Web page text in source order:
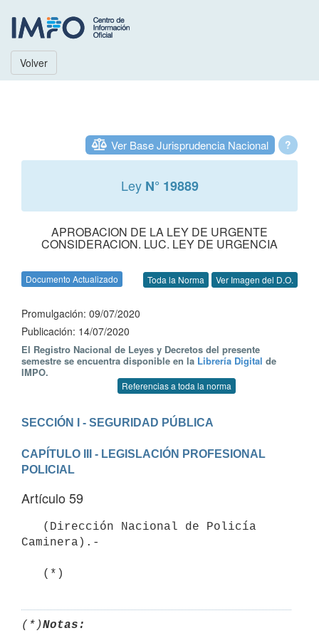
Volver
?
Ver Base Jurisprudencia Nacional
Ley N° 19889
APROBACION DE LA LEY DE URGENTE
CONSIDERACION. LUC. LEY DE URGENCIA
Documento Actualizado Toda la Norma Ver Imagen del D.O.
Promulgación: 09/07/2020
Publicación: 14/07/2020
El Registro Nacional de Leyes y Decretos del presente
semestre se encuentra disponible en la Librería Digital de
IMPO.
Referencias a toda la norma
CAPÍTULO III - LEGISLACIÓN PROFESIONAL
POLICIAL
Artículo 59
Caminera).-
   (*)
(*)Notas: